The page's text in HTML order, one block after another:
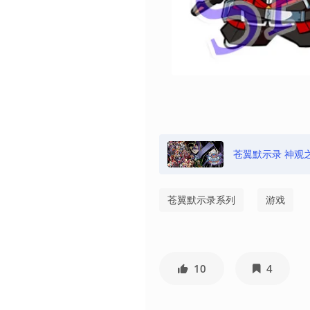
苍翼默示录 神观
苍翼默示录系列 游戏
10 4